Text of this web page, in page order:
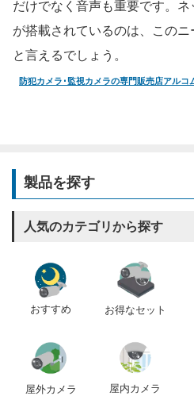
だけでなく音声も重要です。
が搭載されているのは、この
と言えるでしょう。
防犯カメラ･監視カメラの専門販売店アルコ
製品を探す
人気のカテゴリから探す
おすすめ お得なセット
屋外カメラ 屋内カメラ